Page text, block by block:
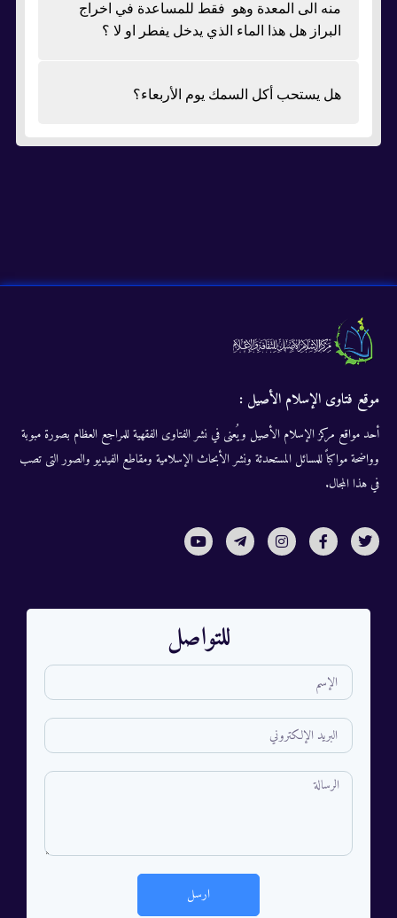
منه الى المعدة وهو فقط للمساعدة في اخراج
البراز هل هذا الماء الذي يدخل يفطر او لا ؟
هل يستحب أكل السمك يوم الأربعاء؟
موقع فتاوى الإسلام الأصيل :
أحد مواقع مركز الإسلام الأصيل ويُعنى في نشر الفتاوى الفقهية للمراجع العظام بصورة مبوبة
وواضحة مواكباً للمسائل المستحدثة ونشر الأبحاث الإسلامية ومقاطع الفيديو والصور التى تصب
في هذا المجال.
للتواصل
ارسل